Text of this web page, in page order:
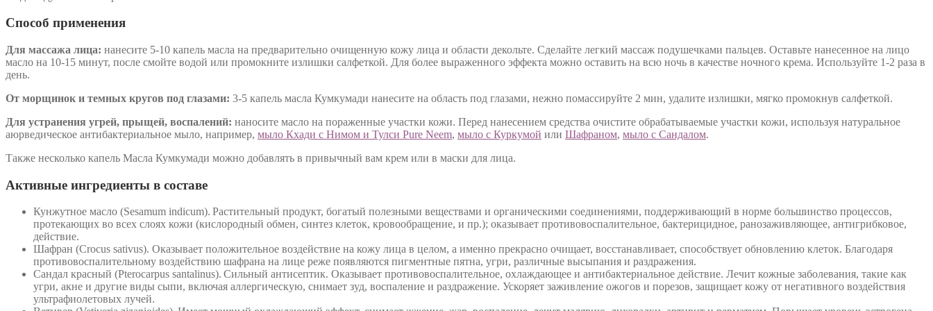
Способ применения
Для массажа лица: нанесите 5-10 капель масла на предварительно очищенную кожу лица и области декольте. Сделайте легкий массаж подушечками пальцев. Оставьте нанесенное на лицо
масло на 10-15 минут, после смойте водой или промокните излишки салфеткой. Для более выраженного эффекта можно оставить на всю ночь в качестве ночного крема. Используйте 1-2 раза в
день.
От морщинок и темных кругов под глазами: 3-5 капель масла Кумкумади нанесите на область под глазами, нежно помассируйте 2 мин, удалите излишки, мягко промокнув салфеткой.
Для устранения угрей, прыщей, воспалений: наносите масло на пораженные участки кожи. Перед нанесением средства очистите обрабатываемые участки кожи, используя натуральное
аюрведическое антибактериальное мыло, например, мыло Кхади с Нимом и Тулси Pure Neem, мыло с Куркумой или Шафраном, мыло с Сандалом.
Также несколько капель Масла Кумкумади можно добавлять в привычный вам крем или в маски для лица.
Активные ингредиенты в составе
Кунжутное масло (Sesamum indicum). Растительный продукт, богатый полезными веществами и органическими соединениями, поддерживающий в норме большинство процессов,
протекающих во всех слоях кожи (кислородный обмен, синтез клеток, кровообращение, и пр.); оказывает противовоспалительное, бактерицидное, ранозаживляющее, антигрибковое,
действие.
Шафран (Crocus sativus). Оказывает положительное воздействие на кожу лица в целом, а именно прекрасно очищает, восстанавливает, способствует обновлению клеток. Благодаря
противовоспалительному воздействию шафрана на лице реже появляются пигментные пятна, угри, различные высыпания и раздражения.
Сандал красный (Pterocarpus santalinus). Сильный антисептик. Оказывает противовоспалительное, охлаждающее и антибактериальное действие. Лечит кожные заболевания, такие как
угри, акне и другие виды сыпи, включая аллергическую, снимает зуд, воспаление и раздражение. Ускоряет заживление ожогов и порезов, защищает кожу от негативного воздействия
ультрафиолетовых лучей.